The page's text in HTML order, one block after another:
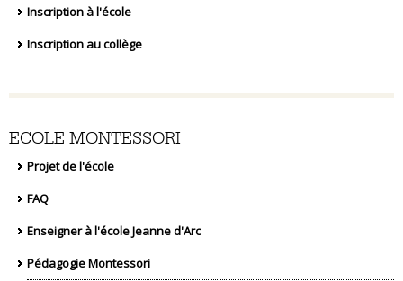
Inscription à l'école
Inscription au collège
ECOLE MONTESSORI
Projet de l'école
FAQ
Enseigner à l'école Jeanne d'Arc
Pédagogie Montessori